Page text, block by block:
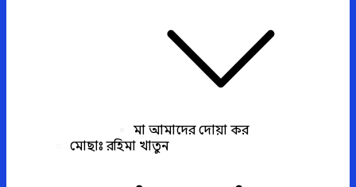
মা আমাদের দোয়া কর
মোছাঃ রহিমা খাতুন